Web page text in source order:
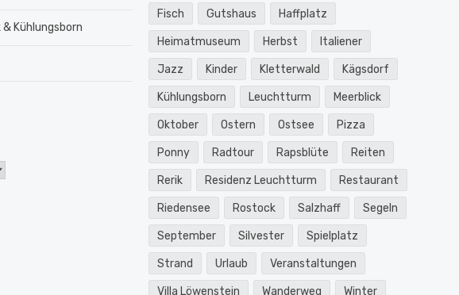
Kühlungsborn
Fisch Gutshaus Haffplatz
Heimatmuseum Herbst Italiener
Jazz Kinder Kletterwald Kägsdorf
Kühlungsborn Leuchtturm Meerblick
Oktober Ostern Ostsee Pizza
Ponny Radtour Rapsblüte Reiten
Rerik Residenz Leuchtturm Restaurant
Riedensee Rostock Salzhaff Segeln
September Silvester Spielplatz
Strand Urlaub Veranstaltungen
Villa Löwenstein Wanderweg Winter